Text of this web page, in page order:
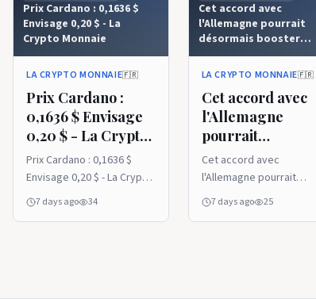
Prix ​​​​Cardano : 0,1636 $
Envisage 0,20 $ - La
Crypto Monnaie
LA CRYPTO MONNAIE🇫🇷
Prix ​​​​Cardano :
0,1636 $ Envisage
0,20 $ - La Crypto
Monnaie
Prix ​​​​Cardano : 0,1636 $
Envisage 0,20 $ - La Crypto
Monnaie
7 days ago 34
Cet accord avec
l'Allemagne pourrait
désormais booster
Cardano - La Crypto
Monnaie
LA CRYPTO MONNAIE🇫🇷
Cet accord avec
l'Allemagne
pourrait
désormais booster
Cardano - La
Crypto Monnaie
Cet accord avec
l'Allemagne pourrait
désormais booster
7 days ago 25